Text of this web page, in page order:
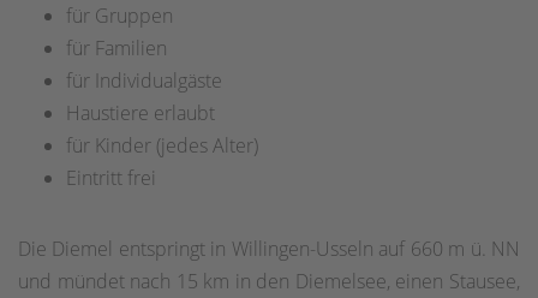
für Gruppen
für Familien
für Individualgäste
Haustiere erlaubt
für Kinder (jedes Alter)
Eintritt frei
Die Diemel entspringt in Willingen-Usseln auf 660 m ü. NN
und mündet nach 15 km in den Diemelsee, einen Stausee,